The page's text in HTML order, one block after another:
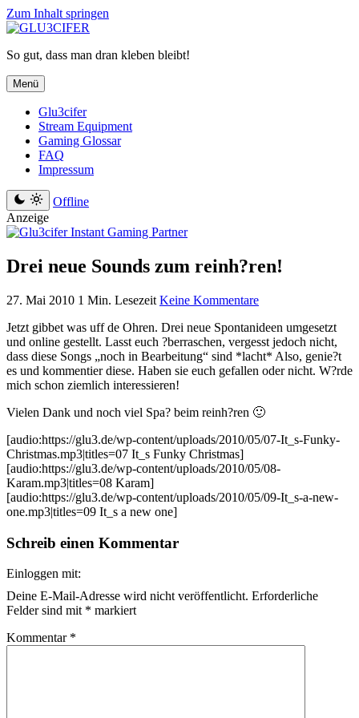
Zum Inhalt springen
So gut, dass man dran kleben bleibt!
Menü
Glu3cifer
Stream Equipment
Gaming Glossar
FAQ
Impressum
Offline
Anzeige
Drei neue Sounds zum reinh?ren!
27. Mai 2010 1 Min. Lesezeit Keine Kommentare
Jetzt gibbet was uff de Ohren. Drei neue Spontanideen umgesetzt
und online gestellt. Lasst euch ?berraschen, vergesst jedoch nicht,
dass diese Songs „noch in Bearbeitung“ sind *lacht* Also, genie?t
es und kommentier diese. Haben sie euch gefallen oder nicht. W?rde
mich schon ziemlich interessieren!
Vielen Dank und noch viel Spa? beim reinh?ren 🙂
[audio:https://glu3.de/wp-content/uploads/2010/05/07-It_s-Funky-
Christmas.mp3|titles=07 It_s Funky Christmas]
[audio:https://glu3.de/wp-content/uploads/2010/05/08-
Karam.mp3|titles=08 Karam]
[audio:https://glu3.de/wp-content/uploads/2010/05/09-It_s-a-new-
one.mp3|titles=09 It_s a new one]
Schreib einen Kommentar
Einloggen mit:
Deine E-Mail-Adresse wird nicht veröffentlicht. Erforderliche
Felder sind mit * markiert
Kommentar *